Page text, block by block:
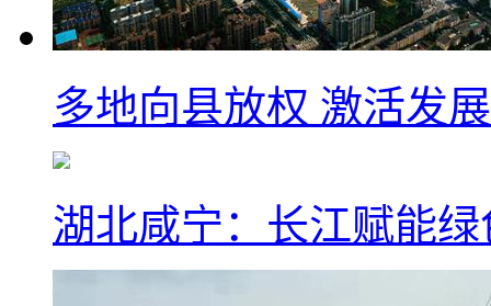
多地向县放权 激活发
湖北咸宁：长江赋能